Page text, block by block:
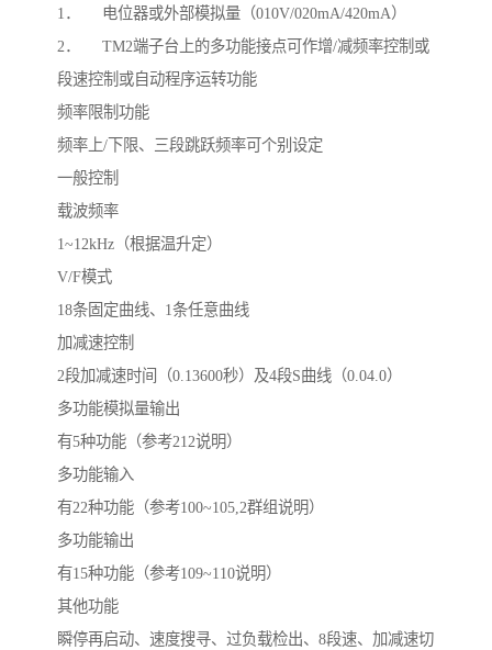
1． 电位器或外部模拟量（010V/020mA/420mA）
2． TM2端子台上的多功能接点可作增/减频率控制或
段速控制或自动程序运转功能
频率限制功能
频率上/下限、三段跳跃频率可个别设定
一般控制
载波频率
1~12kHz（根据温升定）
V/F模式
18条固定曲线、1条任意曲线
加减速控制
2段加减速时间（0.13600秒）及4段S曲线（0.04.0）
多功能模拟量输出
有5种功能（参考212说明）
多功能输入
有22种功能（参考100~105,2群组说明）
多功能输出
有15种功能（参考109~110说明）
其他功能
瞬停再启动、速度搜寻、过负载检出、8段速、加减速切